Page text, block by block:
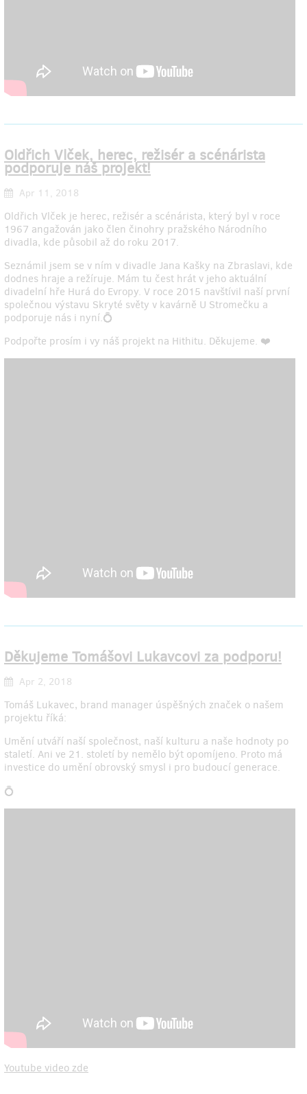
Oldřich Vlček, herec, režisér a scénárista
podporuje náš projekt!
Apr 11, 2018
Oldřich Vlček je herec, režisér a scénárista, který byl v roce
1967 angažován jako člen činohry pražského Národního
divadla, kde působil až do roku 2017.
Seznámil jsem se v ním v divadle Jana Kašky na Zbraslavi, kde
dodnes hraje a režíruje. Mám tu čest hrát v jeho aktuální
divadelní hře Hurá do Evropy. V roce 2015 navštívil naší první
společnou výstavu Skryté světy v kavárně U Stromečku a
podporuje nás i nyní.💍
Podpořte prosím i vy náš projekt na Hithitu. Děkujeme. ❤️
Děkujeme Tomášovi Lukavcovi za podporu!
Apr 2, 2018
Tomáš Lukavec, brand manager úspěšných značek o našem
projektu říká:
Umění utváří naší společnost, naší kulturu a naše hodnoty po
staletí. Ani ve 21. století by nemělo být opomíjeno. Proto má
investice do umění obrovský smysl i pro budoucí generace.
💍
Youtube video zde